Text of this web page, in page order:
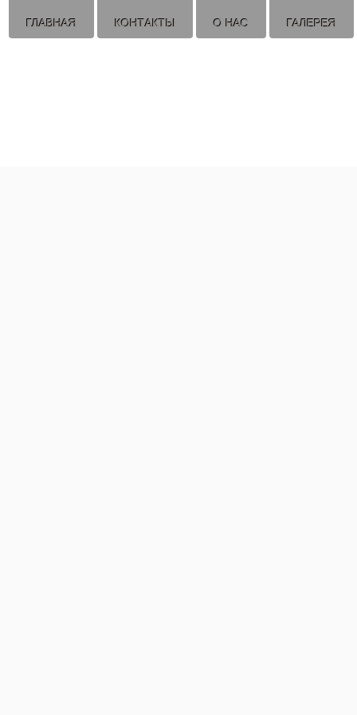
ГЛАВНАЯ КОНТАКТЫ О НАС ГАЛЕРЕЯ